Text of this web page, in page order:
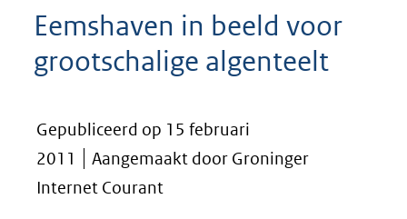
Eemshaven in beeld voor
grootschalige algenteelt
Gepubliceerd op 15 februari
2011
Aangemaakt door Groninger
Internet Courant